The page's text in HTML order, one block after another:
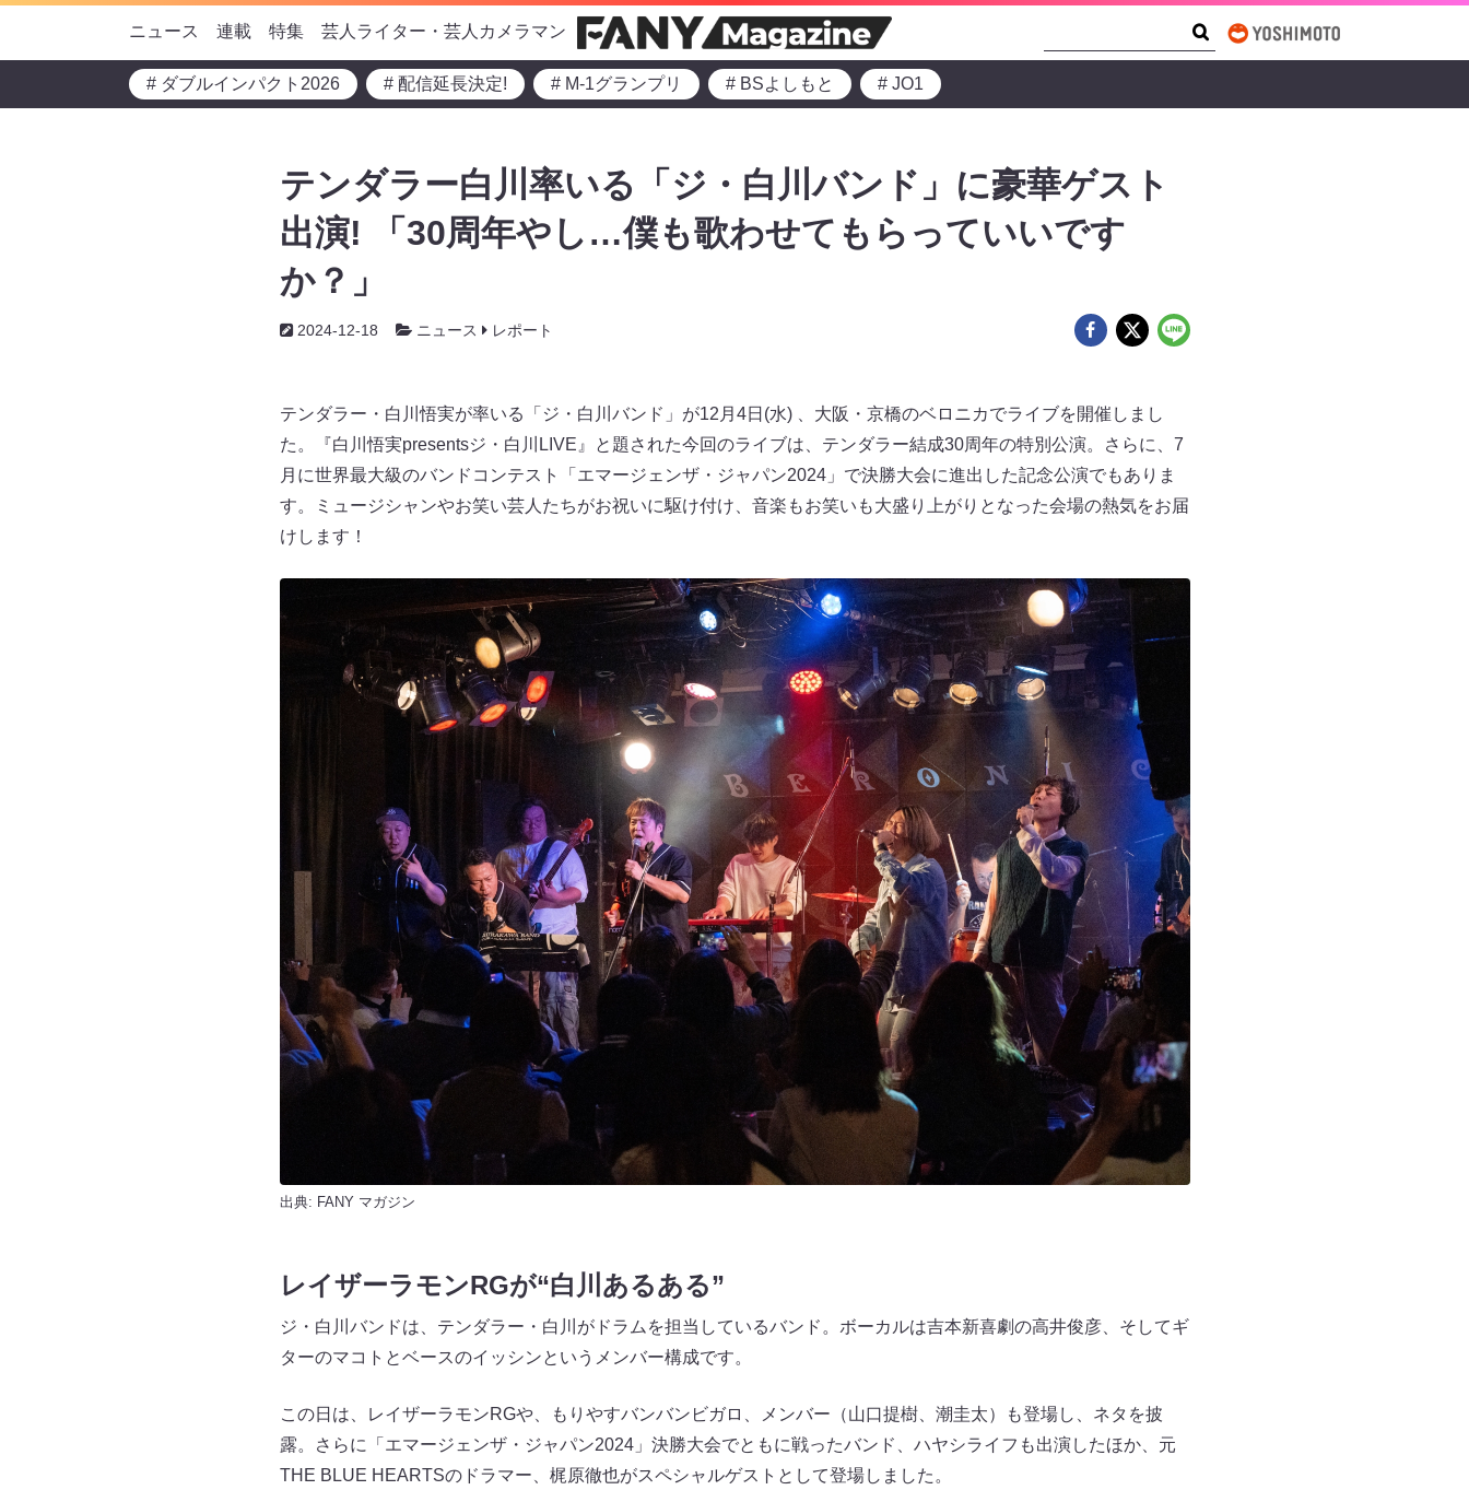
ニュース 連載 特集 芸人ライター・芸人カメラマン
# ダブルインパクト2026 # 配信延長決定! # M-1グランプリ # BSよしもと # JO1
テンダラー白川率いる「ジ・白川バンド」に豪華ゲスト
出演! 「30周年やし…僕も歌わせてもらっていいです
か？」
2024-12-18 ニュース レポート
テンダラー・白川悟実が率いる「ジ・白川バンド」が12月4日(水) 、大阪・京橋のベロニカでライブを開催しまし
た。『白川悟実presentsジ・白川LIVE』と題された今回のライブは、テンダラー結成30周年の特別公演。さらに、7
月に世界最大級のバンドコンテスト「エマージェンザ・ジャパン2024」で決勝大会に進出した記念公演でもありま
す。ミュージシャンやお笑い芸人たちがお祝いに駆け付け、音楽もお笑いも大盛り上がりとなった会場の熱気をお届
けします！
出典: FANY マガジン
レイザーラモンRGが“白川あるある”
ジ・白川バンドは、テンダラー・白川がドラムを担当しているバンド。ボーカルは吉本新喜劇の高井俊彦、そしてギ
ターのマコトとベースのイッシンというメンバー構成です。
この日は、レイザーラモンRGや、もりやすバンバンビガロ、メンバー（山口提樹、潮圭太）も登場し、ネタを披
露。さらに「エマージェンザ・ジャパン2024」決勝大会でともに戦ったバンド、ハヤシライフも出演したほか、元
THE BLUE HEARTSのドラマー、梶原徹也がスペシャルゲストとして登場しました。